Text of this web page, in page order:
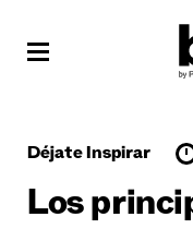
Déjate Inspirar
Los